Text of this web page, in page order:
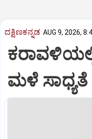
ದಕ್ಷಿಣಕನ್ನಡ AUG 9, 2026,
ಮಳೆ ಸಾಧ್ಯತೆ